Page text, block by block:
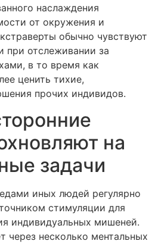
наслаждения
от окружения и
обычно чувствуют
при отслеживании за
в то время как
ценить тихие,
прочих индивидов.
на
задачи
иных людей регулярно
стимуляции для
индивидуальных мишеней.
через несколько ментальных